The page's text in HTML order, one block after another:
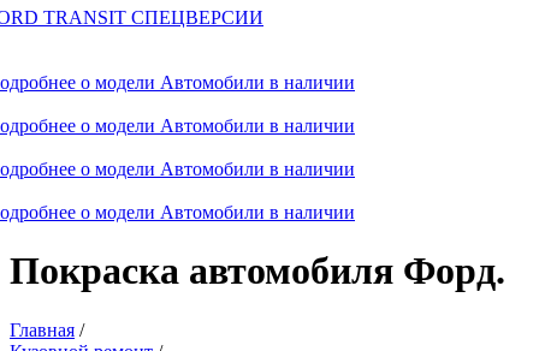
TRANSIT СПЕЦВЕРСИИ
о модели Автомобили в наличии
о модели Автомобили в наличии
о модели Автомобили в наличии
о модели Автомобили в наличии
Покраска автомобиля Форд.
Главная /